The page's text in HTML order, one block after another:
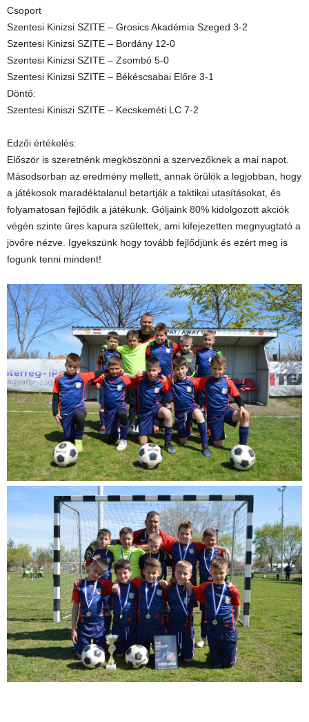
Csoport
Szentesi Kinizsi SZITE – Grosics Akadémia Szeged 3-2
Szentesi Kinizsi SZITE – Bordány 12-0
Szentesi Kinizsi SZITE – Zsombó 5-0
Szentesi Kinizsi SZITE – Békéscsabai Előre 3-1
Döntő:
Szentesi Kiniszi SZITE – Kecskeméti LC 7-2
Edzői értékelés:
Először is szeretnénk megköszönni a szervezőknek a mai napot.
Másodsorban az eredmény mellett, annak örülök a legjobban, hogy
a játékosok maradéktalanul betartják a taktikai utasításokat, és
folyamatosan fejlődik a játékunk. Góljaink 80% kidolgozott akciók
végén szinte üres kapura születtek, ami kifejezetten megnyugtató a
jövőre nézve. Igyekszünk hogy tovább fejlődjünk és ezért meg is
fogunk tenni mindent!